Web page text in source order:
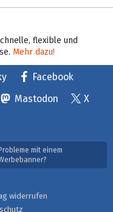
flexible und
Mehr dazu!
Facebook
Mastodon
X
Probleme mit einem
widerrufen